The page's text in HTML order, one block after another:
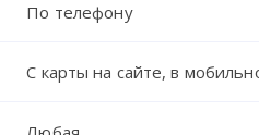
По телефону
С карты на сайте, в